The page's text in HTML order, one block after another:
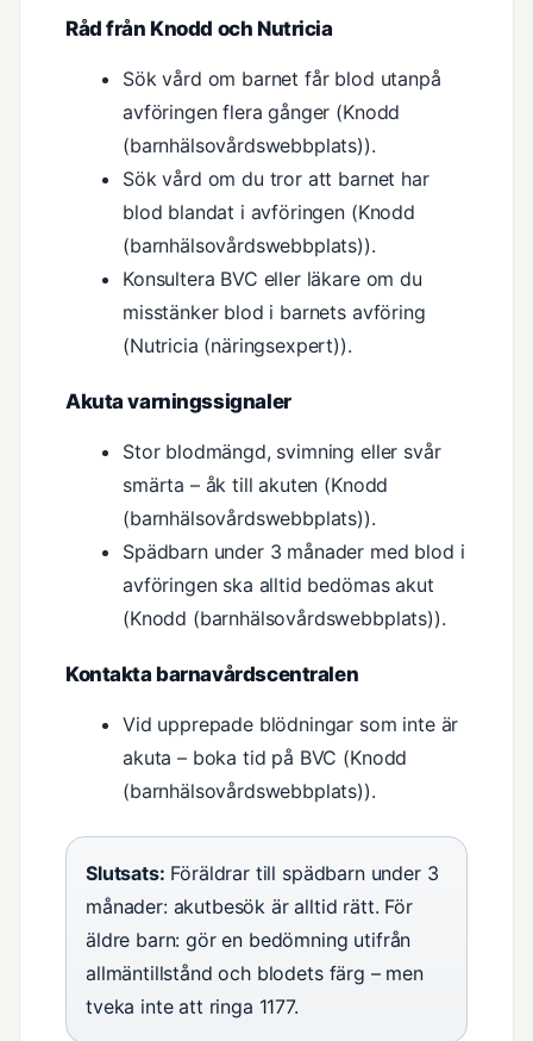
Råd från Knodd och Nutricia
Sök vård om barnet får blod utanpå
avföringen flera gånger (Knodd
(barnhälsovårdswebbplats)).
Sök vård om du tror att barnet har
blod blandat i avföringen (Knodd
(barnhälsovårdswebbplats)).
Konsultera BVC eller läkare om du
misstänker blod i barnets avföring
(Nutricia (näringsexpert)).
Akuta varningssignaler
Stor blodmängd, svimning eller svår
smärta – åk till akuten (Knodd
(barnhälsovårdswebbplats)).
Spädbarn under 3 månader med blod i
avföringen ska alltid bedömas akut
(Knodd (barnhälsovårdswebbplats)).
Kontakta barnavårdscentralen
Vid upprepade blödningar som inte är
akuta – boka tid på BVC (Knodd
(barnhälsovårdswebbplats)).
Slutsats: Föräldrar till spädbarn under 3
månader: akutbesök är alltid rätt. För
äldre barn: gör en bedömning utifrån
allmäntillstånd och blodets färg – men
tveka inte att ringa 1177.